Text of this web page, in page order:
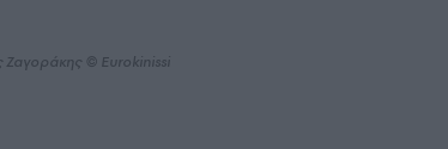
Ζαγοράκης © Eurokinissi